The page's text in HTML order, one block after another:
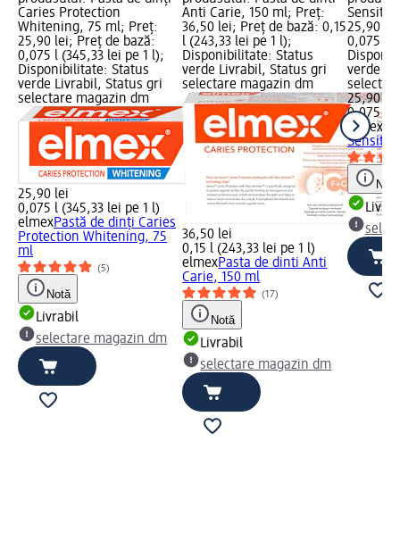
Caries Protection
Whitening, 75 ml; Preț:
25,90 lei; Preț de bază:
0,075 l (345,33 lei pe 1 l);
Disponibilitate: Status
verde Livrabil, Status gri
selectare magazin dm
25,90 lei
0,075 l (345,33 lei pe 1 l)
elmexPastă de dinți Caries
Protection Whitening, 75
ml
(5)
Notă
Livrabil
selectare magazin dm
Anti Carie, 150 ml; Preț:
36,50 lei; Preț de bază: 0,15
l (243,33 lei pe 1 l);
Disponibilitate: Status
verde Livrabil, Status gri
selectare magazin dm
36,50 lei
0,15 l (243,33 lei pe 1 l)
elmexPasta de dinti Anti
Carie, 150 ml
(17)
Notă
Livrabil
selectare magazin dm
25,90
0,075 l
verde
25,90 lei
0,075 l
elmex
Notă